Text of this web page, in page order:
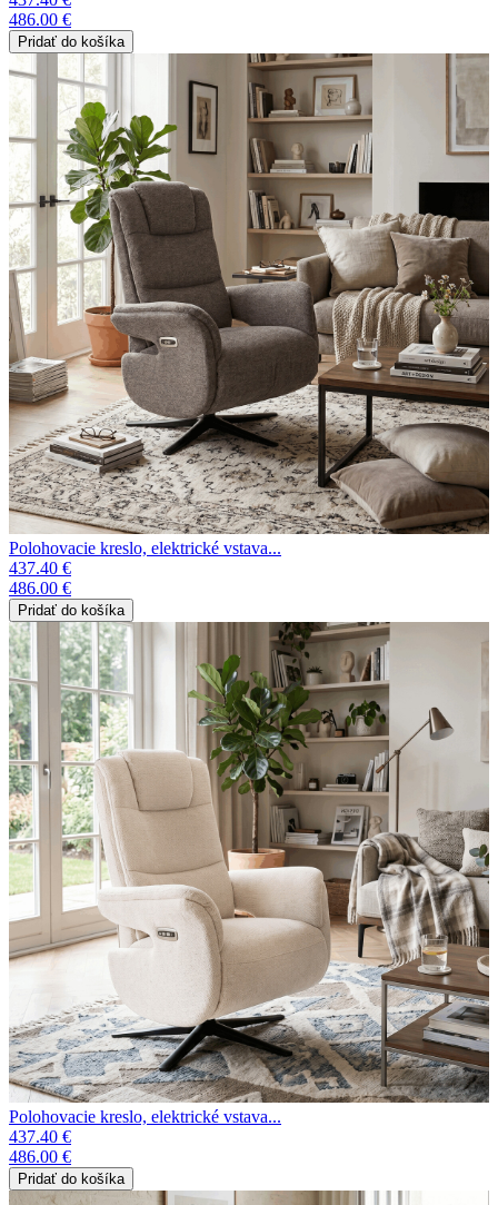
486.00 €
Polohovacie kreslo, elektrické vstava...
437.40 €
486.00 €
Polohovacie kreslo, elektrické vstava...
437.40 €
486.00 €